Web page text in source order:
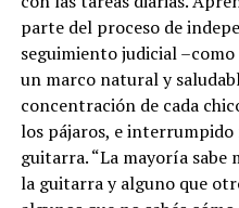
con las tareas diarias.
parte del proceso de
seguimiento judicial –como
un marco natural y
concentración de cada
los pájaros, e
guitarra. “La mayoría sabe
la guitarra y alguno que